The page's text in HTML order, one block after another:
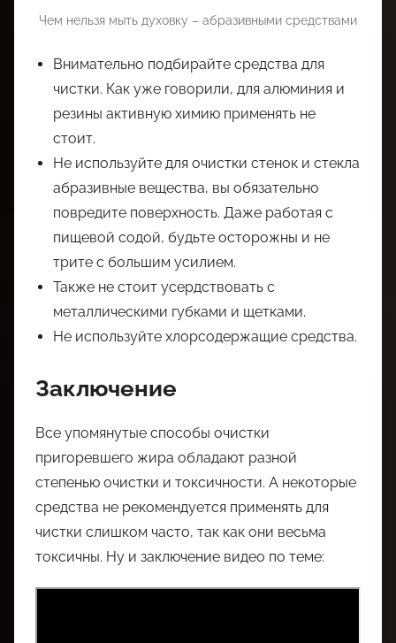
Чем нельзя мыть духовку – абразивными средствами
Внимательно подбирайте средства для
чистки. Как уже говорили, для алюминия и
резины активную химию применять не
стоит.
Не используйте для очистки стенок и стекла
абразивные вещества, вы обязательно
повредите поверхность. Даже работая с
пищевой содой, будьте осторожны и не
трите с большим усилием.
Также не стоит усердствовать с
металлическими губками и щетками.
Не используйте хлорсодержащие средства.
Заключение
Все упомянутые способы очистки
пригоревшего жира обладают разной
степенью очистки и токсичности. А некоторые
средства не рекомендуется применять для
чистки слишком часто, так как они весьма
токсичны. Ну и заключение видео по теме: